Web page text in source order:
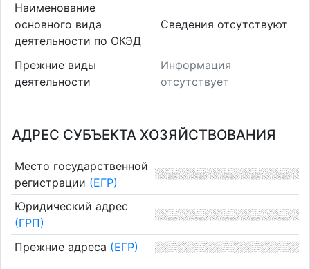
Наименование
основного вида
деятельности по ОКЭД
Cведения отсутствуют
Прежние виды
деятельности
Информация
отсутствует
АДРЕС СУБЪЕКТА ХОЗЯЙСТВОВАНИЯ
Место государственной
регистрации (ЕГР)
Юридический адрес
(ГРП)
Прежние адреса (ЕГР)